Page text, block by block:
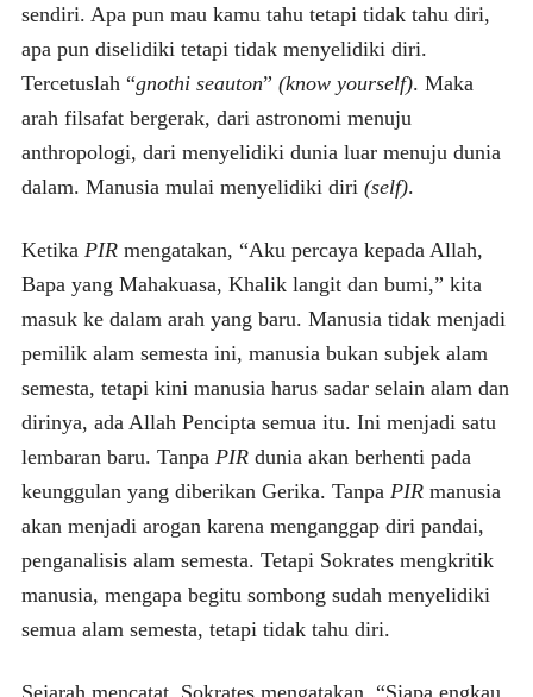
sendiri. Apa pun mau kamu tahu tetapi tidak tahu diri,
apa pun diselidiki tetapi tidak menyelidiki diri.
Tercetuslah “gnothi seauton” (know yourself). Maka
arah filsafat bergerak, dari astronomi menuju
anthropologi, dari menyelidiki dunia luar menuju dunia
dalam. Manusia mulai menyelidiki diri (self).
Ketika PIRmengatakan, “Aku percaya kepada Allah,
Bapa yang Mahakuasa, Khalik langit dan bumi,” kita
masuk ke dalam arah yang baru. Manusia tidak menjadi
pemilik alam semesta ini, manusia bukan subjek alam
semesta, tetapi kini manusia harus sadar selain alam dan
dirinya, ada Allah Pencipta semua itu. Ini menjadi satu
lembaran baru. Tanpa PIRdunia akan berhenti pada
keunggulan yang diberikan Gerika. Tanpa PIRmanusia
akan menjadi arogan karena menganggap diri pandai,
penganalisis alam semesta. Tetapi Sokrates mengkritik
manusia, mengapa begitu sombong sudah menyelidiki
semua alam semesta, tetapi tidak tahu diri.
Sejarah mencatat, Sokrates mengatakan, “Siapa engkau